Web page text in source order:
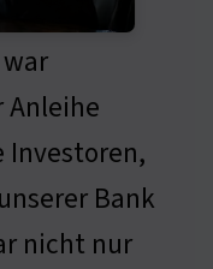
Anleihe
Bank
nicht nur